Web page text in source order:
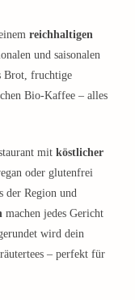
reichhaltigen
und saisonalen
Brot, fruchtige
Bio-Kaffee – alles
mit köstlicher
oder glutenfrei
der Region und
machen jedes Gericht
wird dein
– perfekt für